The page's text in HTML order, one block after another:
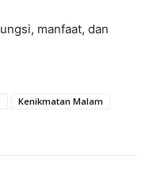
manfaat, dan
Kenikmatan Malam